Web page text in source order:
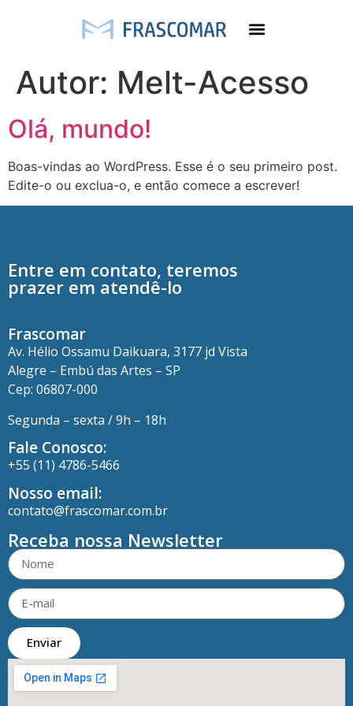
Autor: Melt-Acesso
Olá, mundo!
Boas-vindas ao WordPress. Esse é o seu primeiro post.
Edite-o ou exclua-o, e então comece a escrever!
Entre em contato, teremos
prazer em atendê-lo
Frascomar
Av. Hélio Ossamu Daikuara, 3177 jd Vista
Alegre – Embú das Artes – SP
Cep: 06807-000
Segunda – sexta / 9h – 18h
Fale Conosco:
+55 (11) 4786-5466
Nosso email:
contato@frascomar.com.br
Receba nossa Newsletter
Enviar